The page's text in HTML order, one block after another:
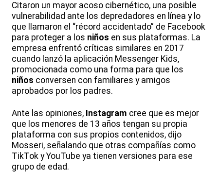
Citaron un mayor acoso cibernético, una posible
vulnerabilidad ante los depredadores en línea y lo
que llamaron el “récord accidentado” de Facebook
para proteger a los niños en sus plataformas. La
empresa enfrentó críticas similares en 2017
cuando lanzó la aplicación Messenger Kids,
promocionada como una forma para que los
niños conversen con familiares y amigos
aprobados por los padres.
Ante las opiniones, Instagram cree que es mejor
que los menores de 13 años tengan su propia
plataforma con sus propios contenidos, dijo
Mosseri, señalando que otras compañías como
TikTok y YouTube ya tienen versiones para ese
grupo de edad.